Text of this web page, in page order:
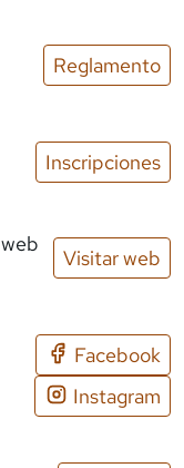
Reglamento
Inscripciones
Visitar web
Facebook
Instagram